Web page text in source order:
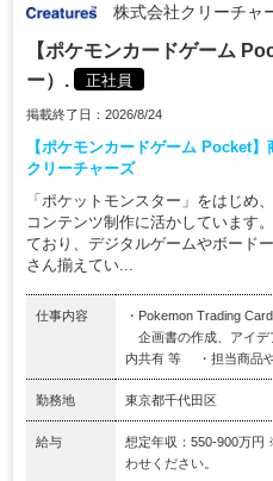
株式会社クリーチャ
【ポケモンカードゲーム
ー）.
正社員
掲載終了日：2026/8/24
【ポケモンカードゲーム Pocket
クリーチャーズ
「ポケットモンスター」をはじめ
コンテンツ制作に活かしています
ており、デジタルゲームやボード
さん揃えてい...
仕事内容
・Pokemon Trading
企画書の作成、アイデ
内共有 等 ・担当商品や
勤務地 東京都千代田区
給与
想定年収：550-900万円
わせください。